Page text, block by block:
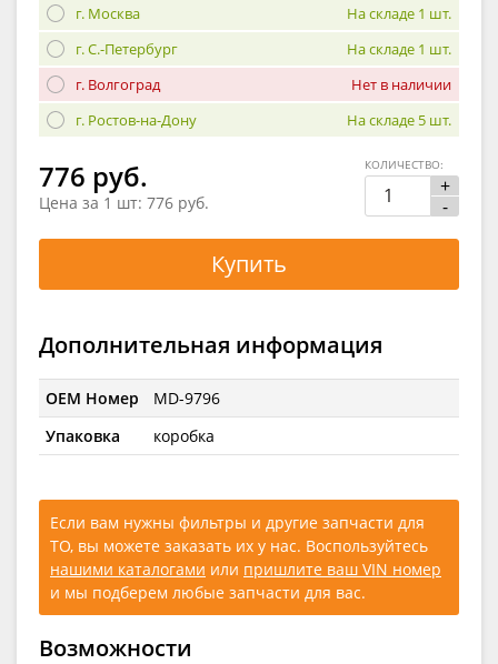
г. Москва
На складе 1 шт.
г. С.-Петербург
На складе 1 шт.
г. Волгоград
Нет в наличии
г. Ростов-на-Дону
На складе 5 шт.
776 руб.
Цена за 1 шт: 776 руб.
+
-
КОЛИЧЕСТВО:
Купить
Дополнительная информация
OEM Номер
MD-9796
Упаковка
коробка
Если вам нужны фильтры и другие запчасти для
ТО, вы можете заказать их у нас. Воспользуйтесь
нашими каталогами или пришлите ваш VIN номер
и мы подберем любые запчасти для вас.
Возможности